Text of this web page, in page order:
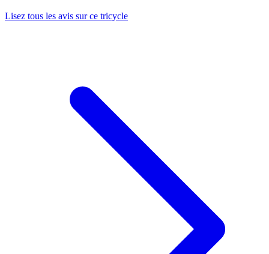
Lisez tous les avis sur ce tricycle